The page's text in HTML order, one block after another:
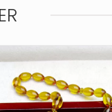
ve Tekli Çekime
Tesbih Kutusu
biraz farklı olabilir.